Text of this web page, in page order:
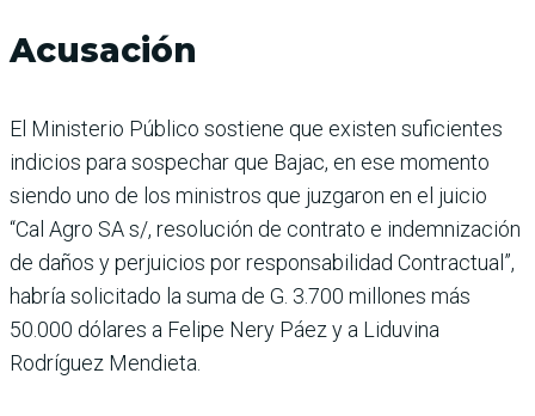
Acusación
El Ministerio Público sostiene que existen suficientes
indicios para sospechar que Bajac, en ese momento
siendo uno de los ministros que juzgaron en el juicio
“Cal Agro SA s/, resolución de contrato e indemnización
de daños y perjuicios por responsabilidad Contractual”,
habría solicitado la suma de G. 3.700 millones más
50.000 dólares a Felipe Nery Páez y a Liduvina
Rodríguez Mendieta.